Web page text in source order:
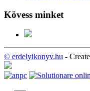
Kövess minket
© erdelyikonyv.hu -